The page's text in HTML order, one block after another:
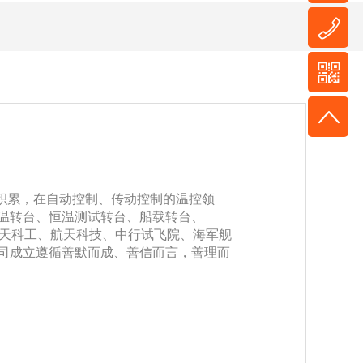
，在自动控制、传动控制的温控领
台、恒温测试转台、船载转台、
科工、航天科技、中行试飞院、海军舰
成立遵循善默而成、善信而言，善理而